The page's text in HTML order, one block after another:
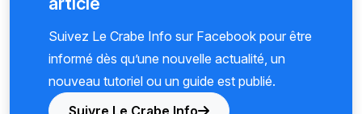
Suivez Le Crabe Info sur Facebook pour être
informé dès qu’une nouvelle actualité, un
nouveau tutoriel ou un guide est publié.